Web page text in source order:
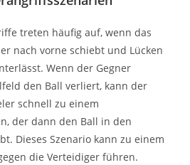
treten häufig auf, wenn das
nach vorne schiebt und Lücken
Wenn der Gegner
den Ball verliert, kann der
schnell zu einem
der dann den Ball in den
Dieses Szenario kann zu einem
die Verteidiger führen.